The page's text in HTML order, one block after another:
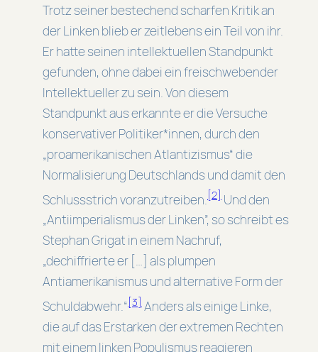
Trotz seiner bestechend scharfen Kritik an
der Linken blieb er zeitlebens ein Teil von ihr.
Er hatte seinen intellektuellen Standpunkt
gefunden, ohne dabei ein freischwebender
Intellektueller zu sein. Von diesem
Standpunkt aus erkannte er die Versuche
konservativer Politiker*innen, durch den
„proamerikanischen Atlantizismus“ die
Normalisierung Deutschlands und damit den
Schlussstrich voranzutreiben. [2] Und den
„Antiimperialismus der Linken”, so schreibt es
Stephan Grigat in einem Nachruf,
„dechiffrierte er […] als plumpen
Antiamerikanismus und alternative Form der
Schuldabwehr.“ [3] Anders als einige Linke,
die auf das Erstarken der extremen Rechten
mit einem linken Populismus reagieren